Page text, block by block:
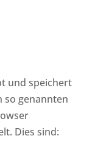
und speichert
genannten
Dies sind: